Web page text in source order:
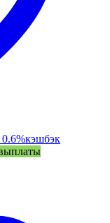
0.6%кэшбэк